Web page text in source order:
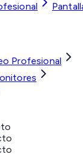
Profesional